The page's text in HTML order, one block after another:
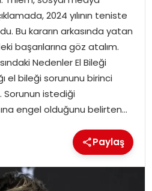
2024 yılının teniste
Bu kararın arkasında yatan
başarılarına göz atalım.
Nedenler El Bileği
el bileği sorununu birinci
istediği
engel olduğunu belirten…
Paylaş